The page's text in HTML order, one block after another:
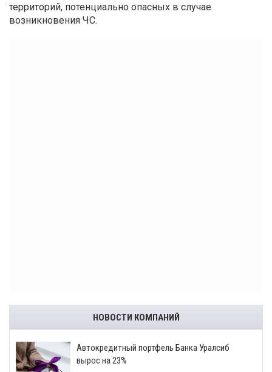
территорий, потенциально опасных в случае
возникновения ЧС.
НОВОСТИ КОМПАНИЙ
​Автокредитный портфель Банка Уралсиб
вырос на 23%